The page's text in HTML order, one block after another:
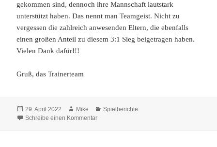
gekommen sind, dennoch ihre Mannschaft lautstark
unterstützt haben. Das nennt man Teamgeist. Nicht zu
vergessen die zahlreich anwesenden Eltern, die ebenfalls
einen großen Anteil zu diesem 3:1 Sieg beigetragen haben.
Vielen Dank dafür!!!
Gruß, das Trainerteam
Veröffentlicht
am
29. April 2022 Autor
Mike Kategorien
Spielberichte
Schreibe einen Kommentarzu 28.04.22 Auswärtsspiel beim FC Düren 77